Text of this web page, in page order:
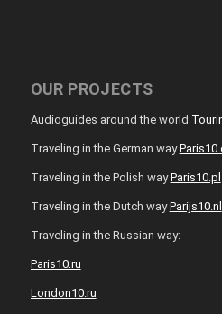
OUR PROJECTS
Audioguides around the world
Traveling in the German way
Traveling in the Polish wayParis10.pl
Traveling in the Dutch wayParijs10.nl
Traveling in the Russian way:
Paris10.ru
London10.ru